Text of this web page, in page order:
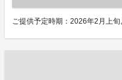
ご提供予定時期：2026年2月上旬